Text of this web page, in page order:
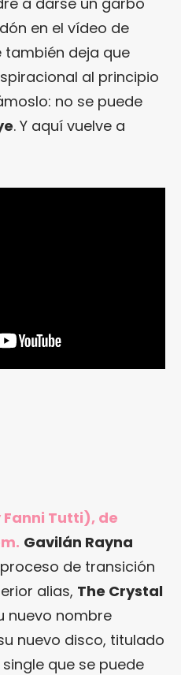
en el vídeo de
también deja que
al principio
no se puede
. Y aquí vuelve a
Fanni Tutti), de
Gavilán Rayna
de transición
alias, The Crystal
nuevo nombre
nuevo disco, titulado
single que se puede